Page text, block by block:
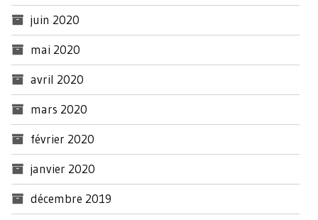
juin 2020
mai 2020
avril 2020
mars 2020
février 2020
janvier 2020
décembre 2019